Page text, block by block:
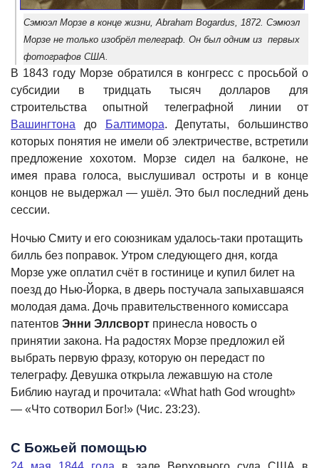
Сэмюэл Морзе в конце жизни, Abraham Bogardus, 1872. Сэмюэл
Морзе не только изобрёл телеграф. Он был одним из первых
фотографов США.
В 1843 году Морзе обратился в конгресс с просьбой о
субсидии в тридцать тысяч долларов для
строительства опытной телеграфной линии от
Вашингтона до Балтимора. Депутаты, большинство
которых понятия не имели об электричестве, встретили
предложение хохотом. Морзе сидел на балконе, не
имея права голоса, выслушивал остроты и в конце
концов не выдержал — ушёл. Это был последний день
сессии.
Ночью Смиту и его союзникам удалось-таки протащить
билль без поправок. Утром следующего дня, когда
Морзе уже оплатил счёт в гостинице и купил билет на
поезд до Нью-Йорка, в дверь постучала запыхавшаяся
молодая дама. Дочь правительственного комиссара
патентов Энни Эллсворт принесла новость о
принятии закона. На радостях Морзе предложил ей
выбрать первую фразу, которую он передаст по
телеграфу. Девушка открыла лежавшую на столе
Библию наугад и прочитала: «What hath God wrought»
— «Что сотворил Бог!» (Чис. 23:23).
С Божьей помощью